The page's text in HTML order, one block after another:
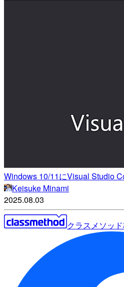
Windows 10/11にVisual Studio
Keisuke Minami
2025.08.03
クラスメソッ